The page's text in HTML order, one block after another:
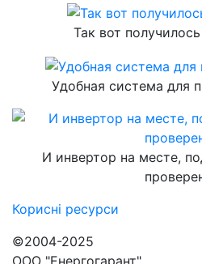
Так вот
Удобная система для
И инвертор на месте,
Корисні ресурси
©2004-2025